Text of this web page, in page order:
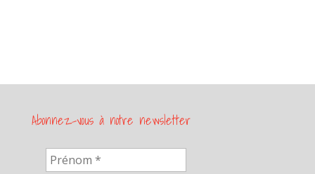
Abonnez-vous à notre newsletter